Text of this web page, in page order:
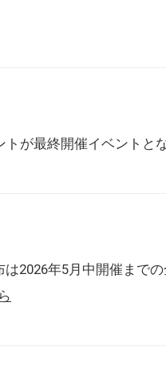
が最終開催イベントと
2026年5月中開催まで